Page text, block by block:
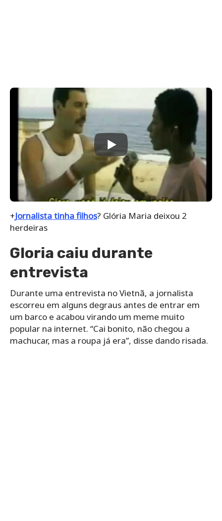
+Jornalista tinha filhos? Glória Maria deixou 2
herdeiras
Gloria caiu durante
entrevista
Durante uma entrevista no Vietnã, a jornalista
escorreu em alguns degraus antes de entrar em
um barco e acabou virando um meme muito
popular na internet. “Cai bonito, não chegou a
machucar, mas a roupa já era”, disse dando risada.